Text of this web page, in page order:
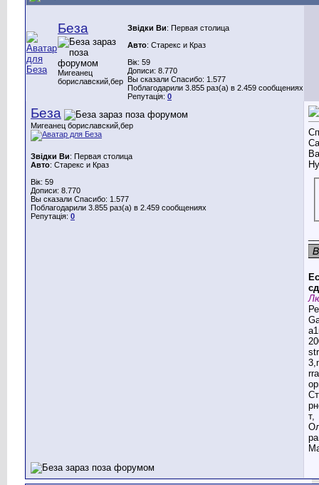
Беза
Мигеанец
бориславский,бер
Звідки Ви: Первая столица
Авто: Старекс и Краз
Вік: 59
Дописи: 8.770
Вы сказали Спасибо: 1.577
Поблагодарили 3.855 раз(а) в 2.459 сообщениях
Репутація: 0
Беза
Мигеанец бориславский,бер
Звідки Ви: Первая столица
Авто: Старекс и Краз
Вік: 59
Дописи: 8.770
Вы сказали Спасибо: 1.577
Поблагодарили 3.855 раз(а) в 2.459 сообщениях
Репутація: 0
т,